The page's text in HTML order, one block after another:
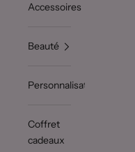
Accessoires
Beauté
Personnalisation
Coffret
cadeaux